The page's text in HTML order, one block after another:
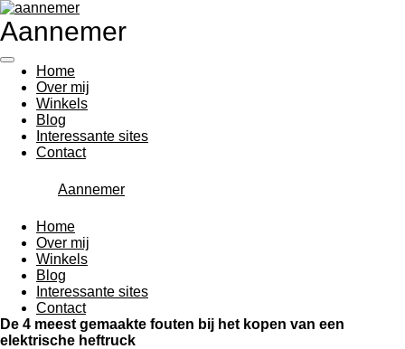
Ga
direct
de
hoofdinhoud
Aannemer
Home
Over mij
Winkels
Blog
Interessante sites
Contact
Aannemer
Home
Over mij
Winkels
Blog
Interessante sites
Contact
De 4 meest gemaakte fouten bij het kopen van een
elektrische heftruck